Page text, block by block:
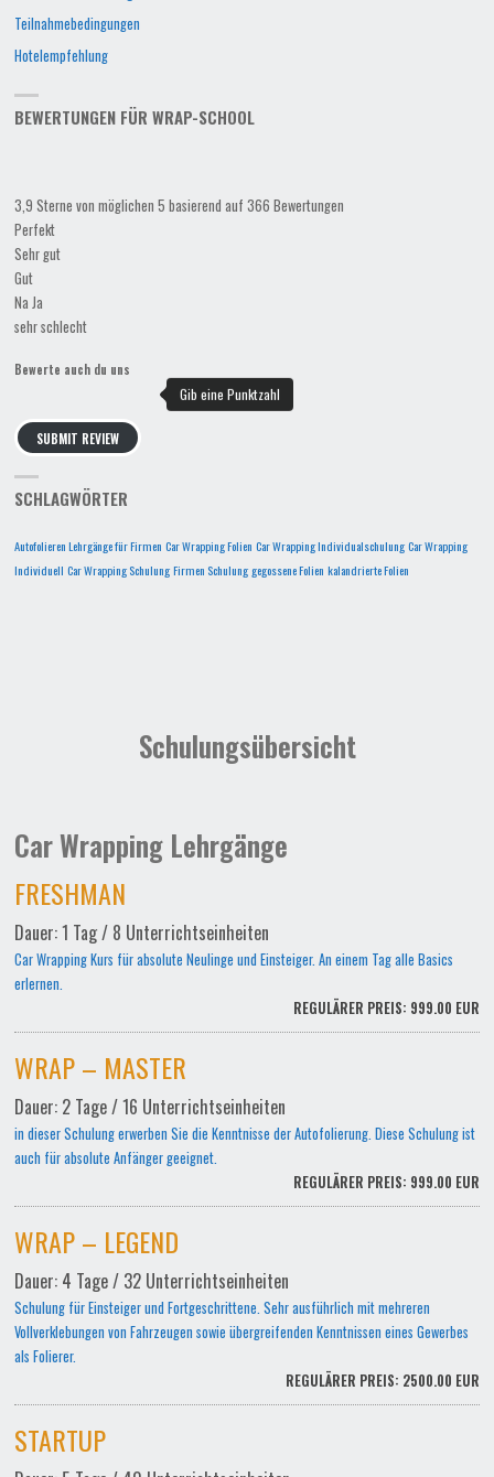
Teilnahmebedingungen
Hotelempfehlung
BEWERTUNGEN FÜR WRAP-SCHOOL
3,9 Sterne von möglichen 5 basierend auf 366 Bewertungen
Perfekt
Sehr gut
Gut
Na Ja
sehr schlecht
Bewerte auch du uns
SUBMIT REVIEW
SCHLAGWÖRTER
Autofolieren Lehrgänge für Firmen Car Wrapping Folien Car Wrapping Individualschulung Car Wrapping
Individuell Car Wrapping Schulung Firmen Schulung gegossene Folien kalandrierte Folien
Schulungsübersicht
Car Wrapping Lehrgänge
FRESHMAN
Dauer: 1 Tag / 8 Unterrichtseinheiten
Car Wrapping Kurs für absolute Neulinge und Einsteiger. An einem Tag alle Basics
erlernen.
REGULÄRER PREIS: 999.00 EUR
WRAP – MASTER
Dauer: 2 Tage / 16 Unterrichtseinheiten
in dieser Schulung erwerben Sie die Kenntnisse der Autofolierung. Diese Schulung ist
auch für absolute Anfänger geeignet.
REGULÄRER PREIS: 999.00 EUR
WRAP – LEGEND
Dauer: 4 Tage / 32 Unterrichtseinheiten
Schulung für Einsteiger und Fortgeschrittene. Sehr ausführlich mit mehreren
Vollverklebungen von Fahrzeugen sowie übergreifenden Kenntnissen eines Gewerbes
als Folierer.
REGULÄRER PREIS: 2500.00 EUR
STARTUP